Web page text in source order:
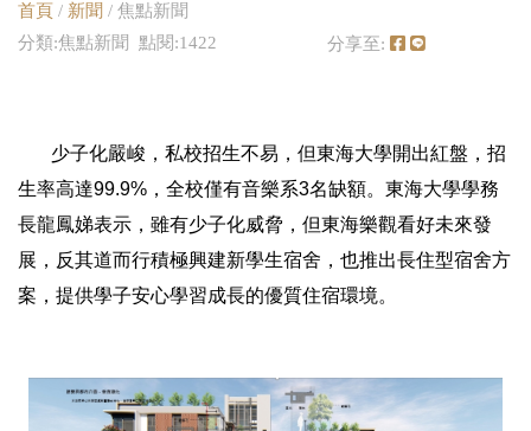
首頁 / 新聞 / 焦點新聞
分類:焦點新聞 點閱:1422
分享至:
少子化嚴峻，私校招生不易，但東海大學開出紅盤，招
生率高達99.9%，全校僅有音樂系3名缺額。東海大學學務
長龍鳳娣表示，雖有少子化威脅，但東海樂觀看好未來發
展，反其道而行積極興建新學生宿舍，也推出長住型宿舍方
案，提供學子安心學習成長的優質住宿環境。